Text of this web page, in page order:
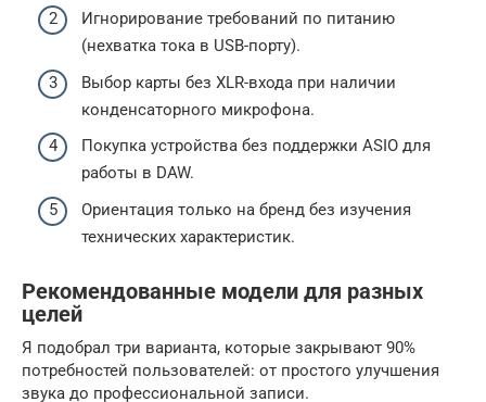
Игнорирование требований по питанию
(нехватка тока в USB-порту).
Выбор карты без XLR-входа при наличии
конденсаторного микрофона.
Покупка устройства без поддержки ASIO для
работы в DAW.
Ориентация только на бренд без изучения
технических характеристик.
Рекомендованные модели для разных
целей
Я подобрал три варианта, которые закрывают 90%
потребностей пользователей: от простого улучшения
звука до профессиональной записи.